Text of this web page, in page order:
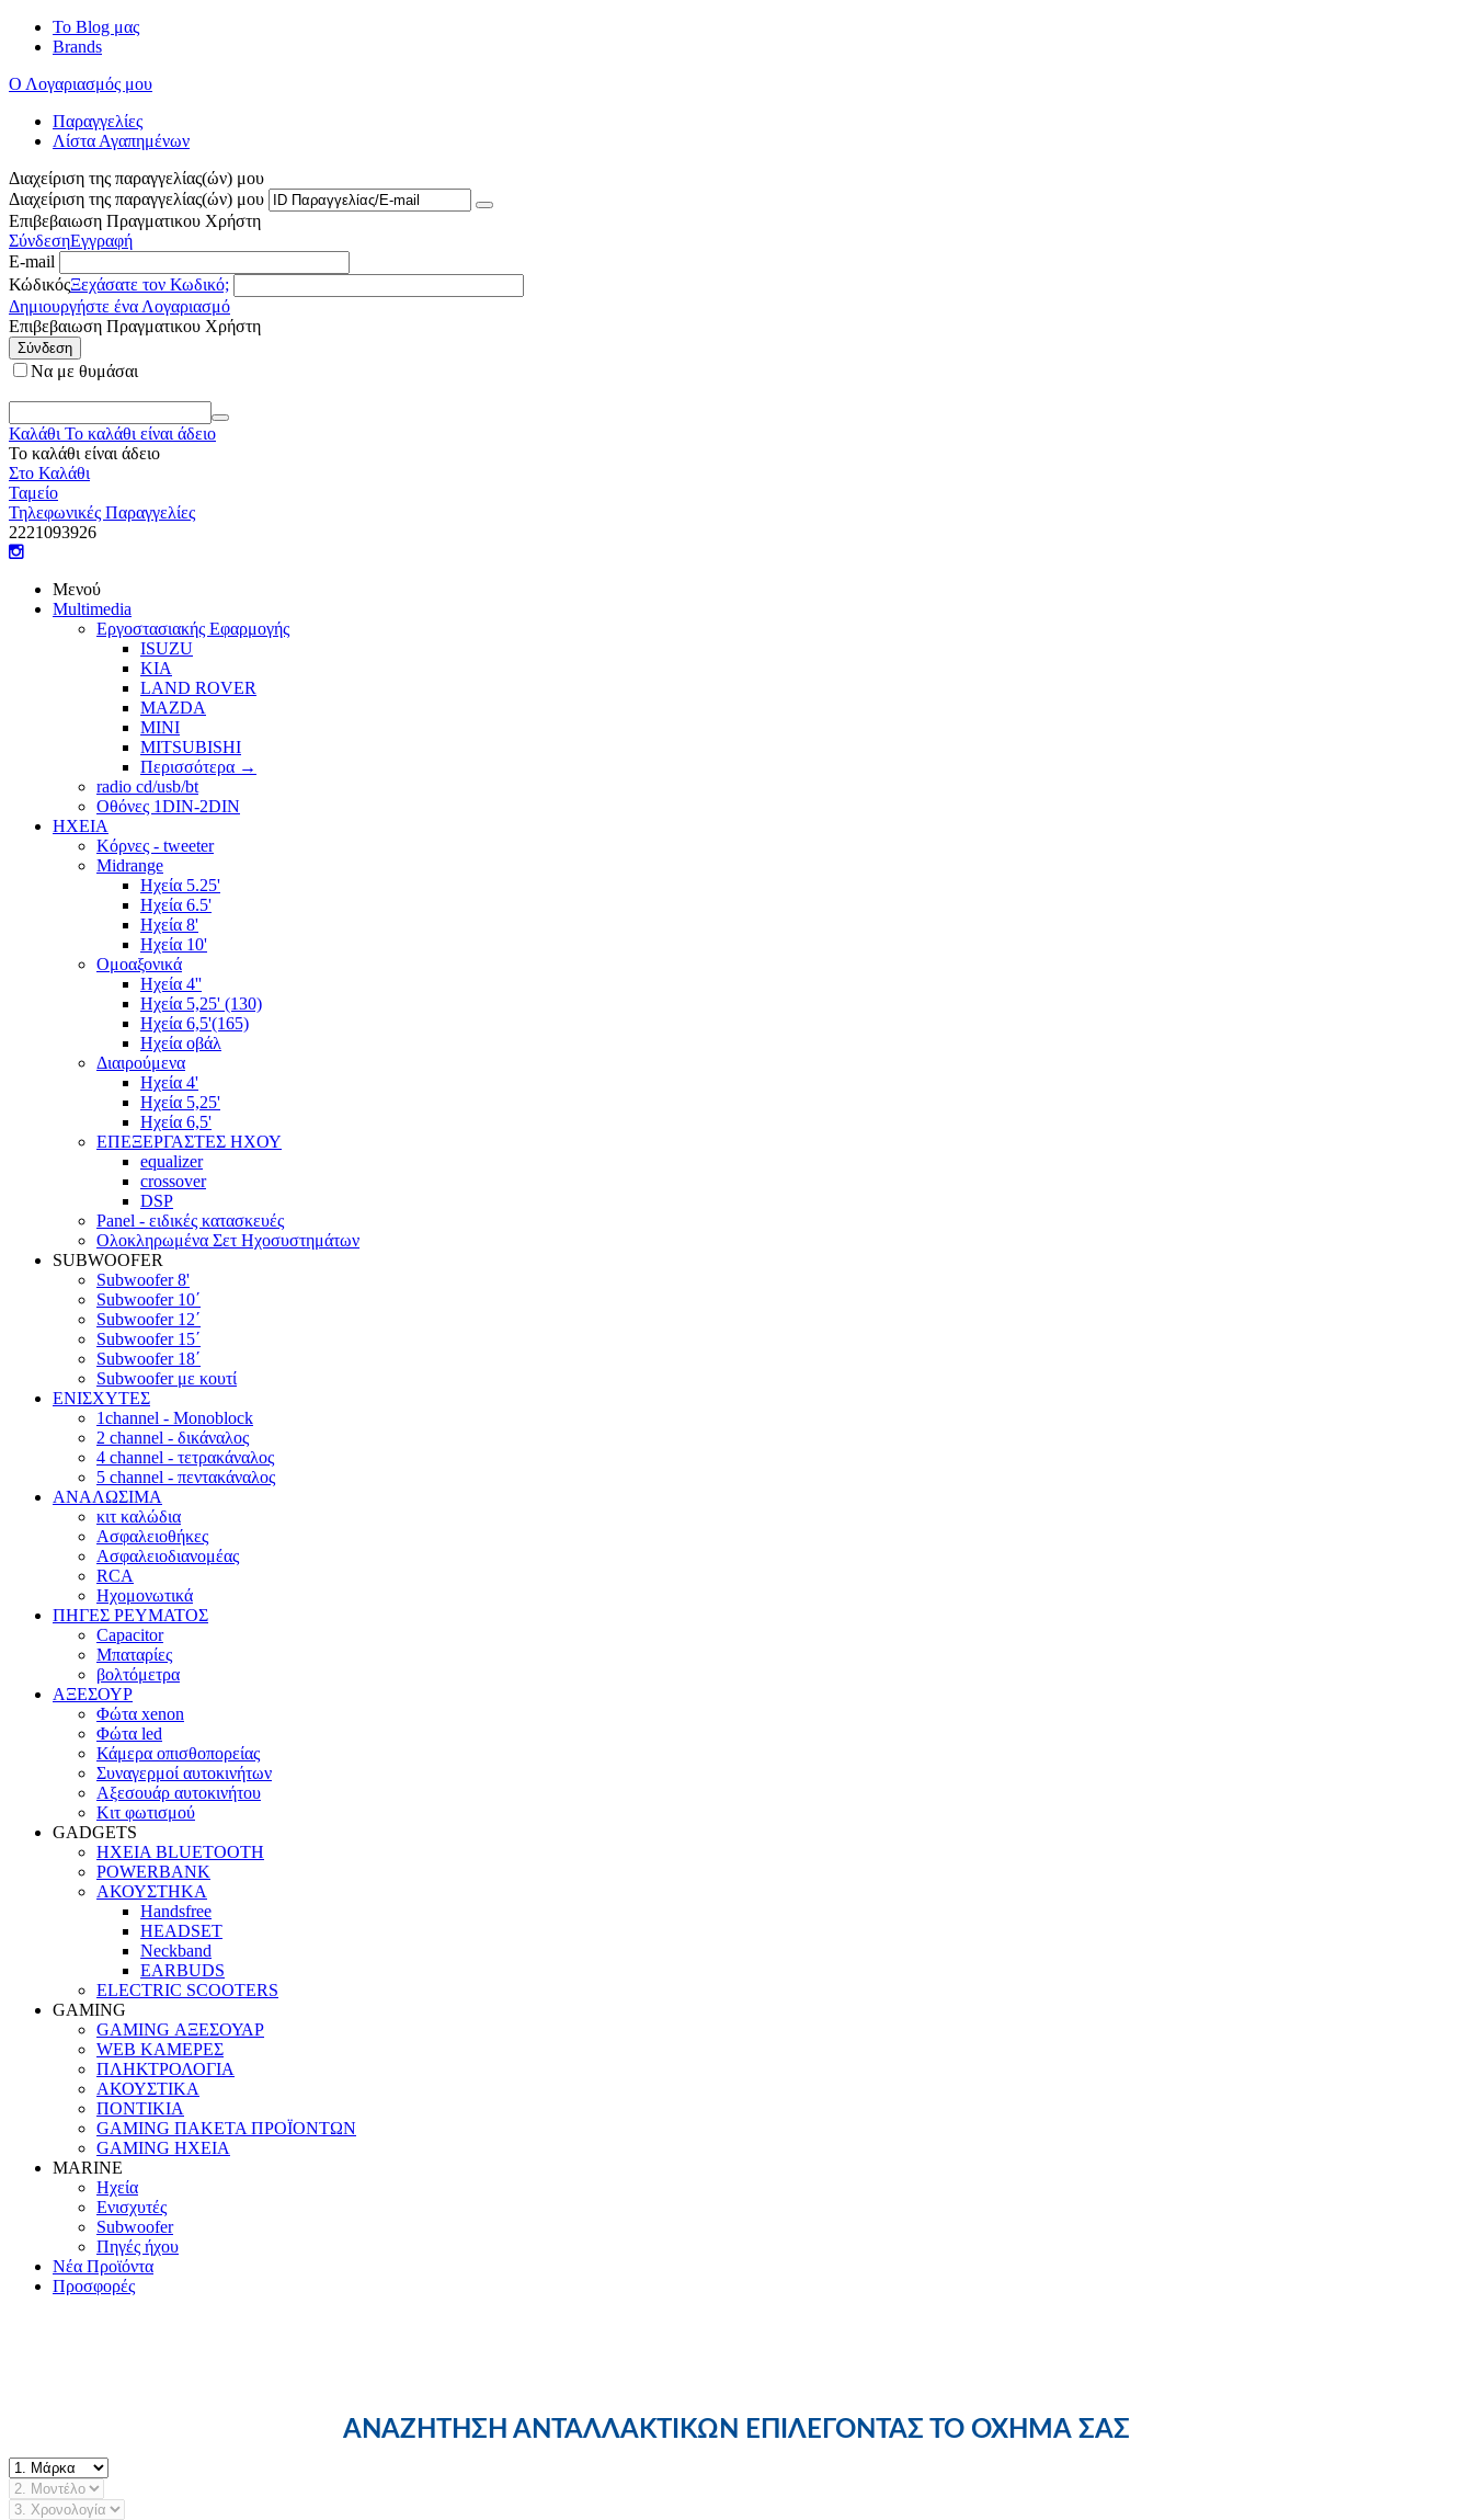
Το Blog μας
Brands
Ο Λογαριασμός μου
Παραγγελίες
Λίστα Αγαπημένων
Διαχείριση της παραγγελίας(ών) μου
Διαχείριση της παραγγελίας(ών) μου
Επιβεβαιωση Πραγματικου Χρήστη
ΣύνδεσηΕγγραφή
E-mail
ΚώδικόςΞεχάσατε τον Κωδικό;
Δημιουργήστε ένα Λογαριασμό
Επιβεβαιωση Πραγματικου Χρήστη
Σύνδεση
Να με θυμάσαι
Καλάθι Το καλάθι είναι άδειο
Το καλάθι είναι άδειο
Στο Καλάθι
Ταμείο
Τηλεφωνικές Παραγγελίες
2221093926
Μενού
Multimedia
Εργοστασιακής Εφαρμογής
ISUZU
KIA
LAND ROVER
MAZDA
MINI
MITSUBISHI
Περισσότερα →
radio cd/usb/bt
Οθόνες 1DIN-2DIN
ΗΧΕΙΑ
Κόρνες - tweeter
Midrange
Ηχεία 5.25'
Ηχεία 6.5'
Ηχεία 8'
Ηχεία 10'
Ομοαξονικά
Ηχεία 4''
Ηχεία 5,25' (130)
Ηχεία 6,5'(165)
Ηχεία οβάλ
Διαιρούμενα
Ηχεία 4'
Ηχεία 5,25'
Ηχεία 6,5'
ΕΠΕΞΕΡΓΑΣΤΕΣ ΗΧΟΥ
equalizer
crossover
DSP
Panel - ειδικές κατασκευές
Ολοκληρωμένα Σετ Ηχοσυστημάτων
SUBWOOFER
Subwoofer 8'
Subwoofer 10΄
Subwoofer 12΄
Subwoofer 15΄
Subwoofer 18΄
Subwoofer με κουτί
ΕΝΙΣΧΥΤΕΣ
1channel - Monoblock
2 channel - δικάναλος
4 channel - τετρακάναλος
5 channel - πεντακάναλος
ΑΝΑΛΩΣΙΜΑ
κιτ καλώδια
Ασφαλειοθήκες
Ασφαλειοδιανομέας
RCA
Ηχομονωτικά
ΠΗΓΕΣ ΡΕΥΜΑΤΟΣ
Capacitor
Μπαταρίες
βολτόμετρα
ΑΞΕΣΟΥΡ
Φώτα xenon
Φώτα led
Κάμερα οπισθοπορείας
Συναγερμοί αυτοκινήτων
Αξεσουάρ αυτοκινήτου
Κιτ φωτισμού
GADGETS
ΗΧΕΙΑ BLUETOOTH
POWERBANK
ΑΚΟΥΣΤΗΚΑ
Handsfree
HEADSET
Neckband
EARBUDS
ELECTRIC SCOOTERS
GAMING
GAMING ΑΞΕΣΟΥΑΡ
WEB ΚΑΜΕΡΕΣ
ΠΛΗΚΤΡΟΛΟΓΙΑ
ΑΚΟΥΣΤΙΚΑ
ΠΟΝΤΙΚΙΑ
GAMING ΠΑΚΕΤΑ ΠΡΟΪΟΝΤΩΝ
GAMING ΗΧΕΙΑ
MARINE
Ηχεία
Ενισχυτές
Subwoofer
Πηγές ήχου
Νέα Προϊόντα
Προσφορές
ΑΝΑΖΗΤΗΣΗ ΑΝΤΑΛΛΑΚΤΙΚΩΝ ΕΠΙΛΕΓΟΝΤΑΣ ΤΟ ΟΧΗΜΑ ΣΑΣ